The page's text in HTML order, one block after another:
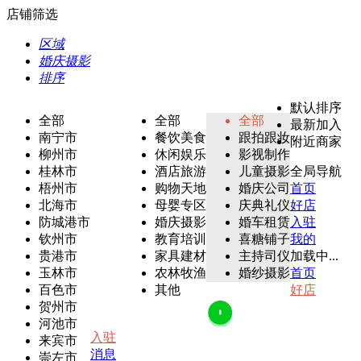
店铺筛选
区域
婚庆摄影
排序
全部
南宁市
柳州市
桂林市
梧州市
北海市
防城港市
钦州市
贵港市
玉林市
百色市
贺州市
河池市
来宾市
崇左市
全部
餐饮美食
休闲娱乐
酒店旅游
购物天地
母婴专区
婚庆摄影
教育培训
家具建材
农林牧渔
其他
全部
跟拍跟妆
影视制作
儿童摄影
婚庆公司
庆典礼仪
婚车租赁
喜糖铺子
主持司仪
婚纱摄影
默认排序
最新加入
附近商家
全局导航
首页
好店
入驻
我的
加载中...
首页
好店
入驻
消息